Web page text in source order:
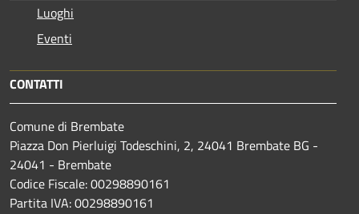
Luoghi
Eventi
CONTATTI
Comune di Brembate
Piazza Don Pierluigi Todeschini, 2, 24041 Brembate BG -
24041 - Brembate
Codice Fiscale: 00298890161
Partita IVA: 00298890161